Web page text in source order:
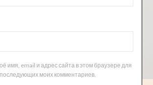
имя, email и адрес сайта в этом браузере для
последующих моих комментариев.